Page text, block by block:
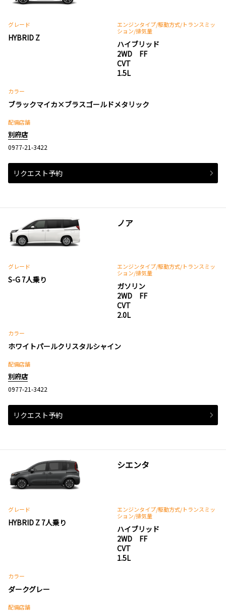
グレード
HYBRID Z
エンジンタイプ/駆動方式/トランスミッ
ション/排気量
ハイブリッド
2WD FF
CVT
1.5L
カラー
ブラックマイカ×ブラスゴールドメタリック
配備店舗
別府店
0977-21-3422
リクエスト予約
ノア
グレード
S-G 7人乗り
エンジンタイプ/駆動方式/トランスミッ
ション/排気量
ガソリン
2WD FF
CVT
2.0L
カラー
ホワイトパールクリスタルシャイン
配備店舗
別府店
0977-21-3422
リクエスト予約
シエンタ
グレード
HYBRID Z 7人乗り
エンジンタイプ/駆動方式/トランスミッ
ション/排気量
ハイブリッド
2WD FF
CVT
1.5L
カラー
ダークグレー
配備店舗